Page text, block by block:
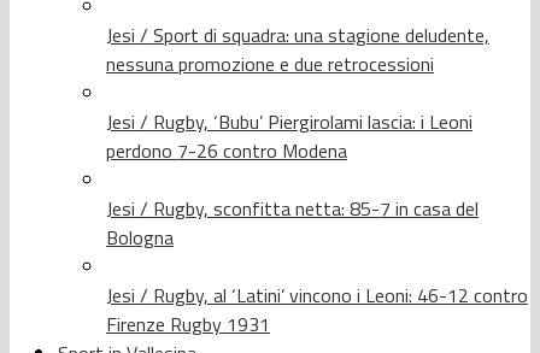
Jesi / Sport di squadra: una stagione deludente,
nessuna promozione e due retrocessioni
Jesi / Rugby, ‘Bubu’ Piergirolami lascia: i Leoni
perdono 7-26 contro Modena
Jesi / Rugby, sconfitta netta: 85-7 in casa del
Bologna
Jesi / Rugby, al ‘Latini’ vincono i Leoni: 46-12 contro
Firenze Rugby 1931